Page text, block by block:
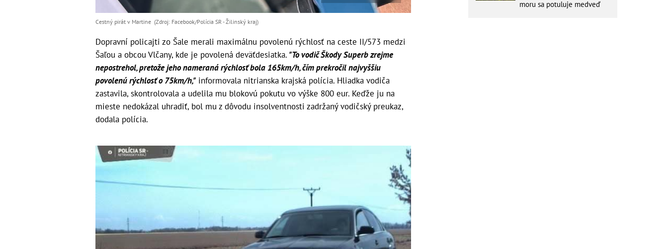
Cestný pirát v Martine (Zdroj: Facebook/Polícia SR - Žilinský kraj)
Dopravní policajti zo Šale merali maximálnu povolenú rýchlosť na ceste II/573 medzi
Šaľou a obcou Vlčany, kde je povolená deväťdesiatka. "To vodič Škody Superb zrejme
nepostrehol, pretože jeho nameraná rýchlosť bola 165km/h, čím prekročil najvyššiu
povolenú rýchlosť o 75km/h," informovala nitrianska krajská polícia. Hliadka vodiča
zastavila, skontrolovala a udelila mu blokovú pokutu vo výške 800 eur. Keďže ju na
mieste nedokázal uhradiť, bol mu z dôvodu insolventnosti zadržaný vodičský preukaz,
dodala polícia.
moru sa potuluje medveď